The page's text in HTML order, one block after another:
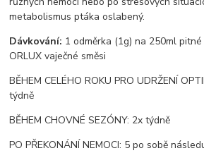
metabolismus ptáka oslabený.
Dávkování: 1 odměrka (1g) na 250ml
ORLUX vaječné směsi
BĚHEM CELÉHO ROKU PRO UDRŽENÍ
týdně
BĚHEM CHOVNÉ SEZÓNY: 2x týdně
PO PŘEKONÁNÍ NEMOCI: 5 po sobě